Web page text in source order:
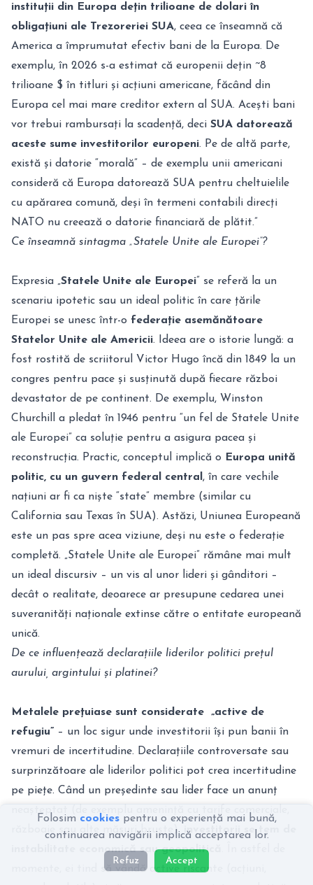
instituții din Europa dețin trilioane de dolari în
obligațiuni ale Trezoreriei SUA, ceea ce înseamnă că
America a împrumutat efectiv bani de la Europa. De
exemplu, în 2026 s-a estimat că europenii dețin ~8
trilioane $ în titluri și acțiuni americane, făcând din
Europa cel mai mare creditor extern al SUA. Acești bani
vor trebui rambursați la scadență, deci SUA datorează
aceste sume investitorilor europeni. Pe de altă parte,
există și datorie “morală” – de exemplu unii americani
consideră că Europa datorează SUA pentru cheltuielile
cu apărarea comună, deși în termeni contabili direcți
NATO nu creează o datorie financiară de plătit.”
Ce înseamnă sintagma „Statele Unite ale Europei”?
Expresia „Statele Unite ale Europei” se referă la un
scenariu ipotetic sau un ideal politic în care țările
Europei se unesc într-o federație asemănătoare
Statelor Unite ale Americii. Ideea are o istorie lungă: a
fost rostită de scriitorul Victor Hugo încă din 1849 la un
congres pentru pace și susținută după fiecare război
devastator de pe continent. De exemplu, Winston
Churchill a pledat în 1946 pentru “un fel de Statele Unite
ale Europei” ca soluție pentru a asigura pacea și
reconstrucția. Practic, conceptul implică o
Europa unită
politic, cu un guvern federal central , în care vechile
națiuni ar fi ca niște “state” membre (similar cu
California sau Texas în SUA). Astăzi, Uniunea Europeană
este un pas spre acea viziune, deși nu este o federație
completă. „Statele Unite ale Europei” rămâne mai mult
un ideal discursiv – un vis al unor lideri și gânditori –
decât o realitate, deoarece ar presupune cedarea unei
suveranități naționale extinse către o entitate europeană
unică.
De ce influențează declarațiile liderilor politici prețul
aurului, argintului și platinei?
Metalele prețuiase sunt considerate „active de
refugiu” – un loc sigur unde investitorii își pun banii în
vremuri de incertitudine. Declarațiile controversate sau
surprinzătoare ale liderilor politici pot crea incertitudine
pe piețe. Când un președinte sau lider face un anunț
neașteptat (de exemplu amenință cu tarife comerciale,
războaie sau alte măsuri bruște),
investitorii se tem de
instabilitate economică sau geopolitică
momente, ei tind să vândă active riscante (acțiuni,
Folosim cookies pentru o experiență mai bună,
continuarea navigării implică acceptarea lor.
Refuz Accept